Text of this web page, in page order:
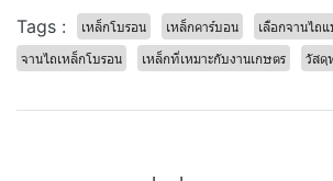
Tags : เหล็กโบรอน เหล็กคาร์บอน
เลือกจานไถ
จานไถเหล็กโบรอน
เหล็กที่เหมาะกับงานเกษตร วัสดุ